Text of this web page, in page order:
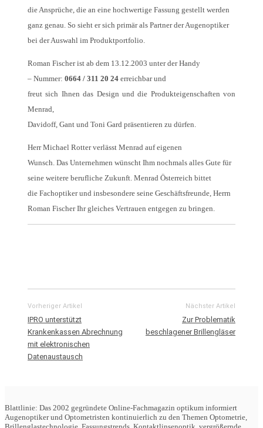
die Ansprüche, die an eine hochwertige Fassung gestellt werden
ganz genau. So sieht er sich primär als Partner der Augenoptiker
bei der Auswahl im Produktportfolio.
Roman Fischer ist ab dem 13.12.2003 unter der Handy
– Nummer: 0664 / 311 20 24 erreichbar und
freut sich Ihnen das Design und die Produkteigenschaften von
Menrad,
Davidoff, Gant und Toni Gard präsentieren zu dürfen.
Herr Michael Rotter verlässt Menrad auf eigenen
Wunsch. Das Unternehmen wünscht Ihm nochmals alles Gute für
seine weitere berufliche Zukunft. Menrad Österreich bittet
die Fachoptiker und insbesondere seine Geschäftsfreunde, Herrn
Roman Fischer Ihr gleiches Vertrauen entgegen zu bringen.
Vorheriger Artikel
IPRO unterstützt
Krankenkassen Abrechnung
mit elektronischen
Datenaustausch
Nächster Artikel
Zur Problematik
beschlagener Brillengläser
Blattlinie: Das 2002 gegründete Online-Fachmagazin optikum informiert
Augenoptiker und Optometristen kontinuierlich zu den Themen Optometrie,
Brillenglastechnologie, Fassungstrends, Kontaktlinsenoptik, vergrößernde